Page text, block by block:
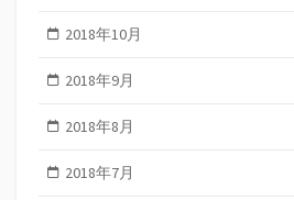
2018年10月
2018年9月
2018年8月
2018年7月